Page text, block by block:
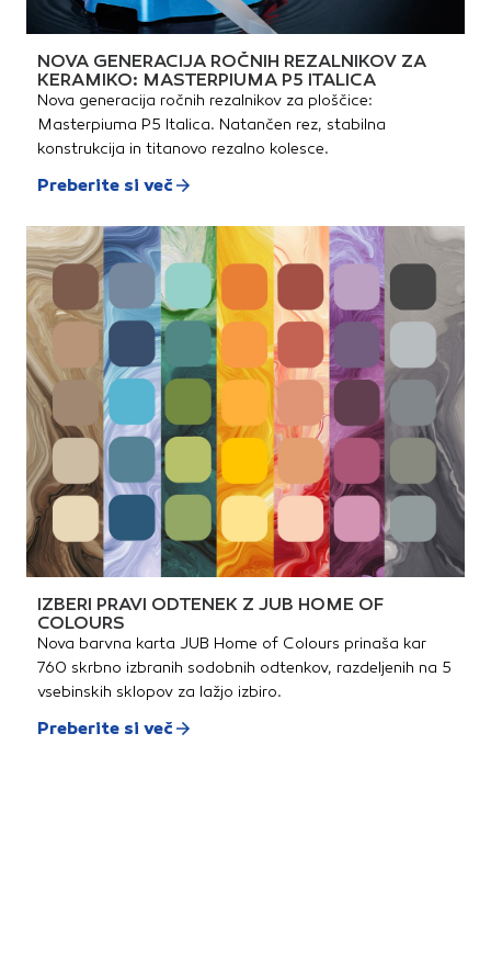
NOVA GENERACIJA ROČNIH REZALNIKOV ZA
KERAMIKO: MASTERPIUMA P5 ITALICA
Nova generacija ročnih rezalnikov za ploščice:
Masterpiuma P5 Italica. Natančen rez, stabilna
konstrukcija in titanovo rezalno kolesce.
Preberite si več
IZBERI PRAVI ODTENEK Z JUB HOME OF
COLOURS
Nova barvna karta JUB Home of Colours prinaša kar
760 skrbno izbranih sodobnih odtenkov, razdeljenih na 5
vsebinskih sklopov za lažjo izbiro.
Preberite si več